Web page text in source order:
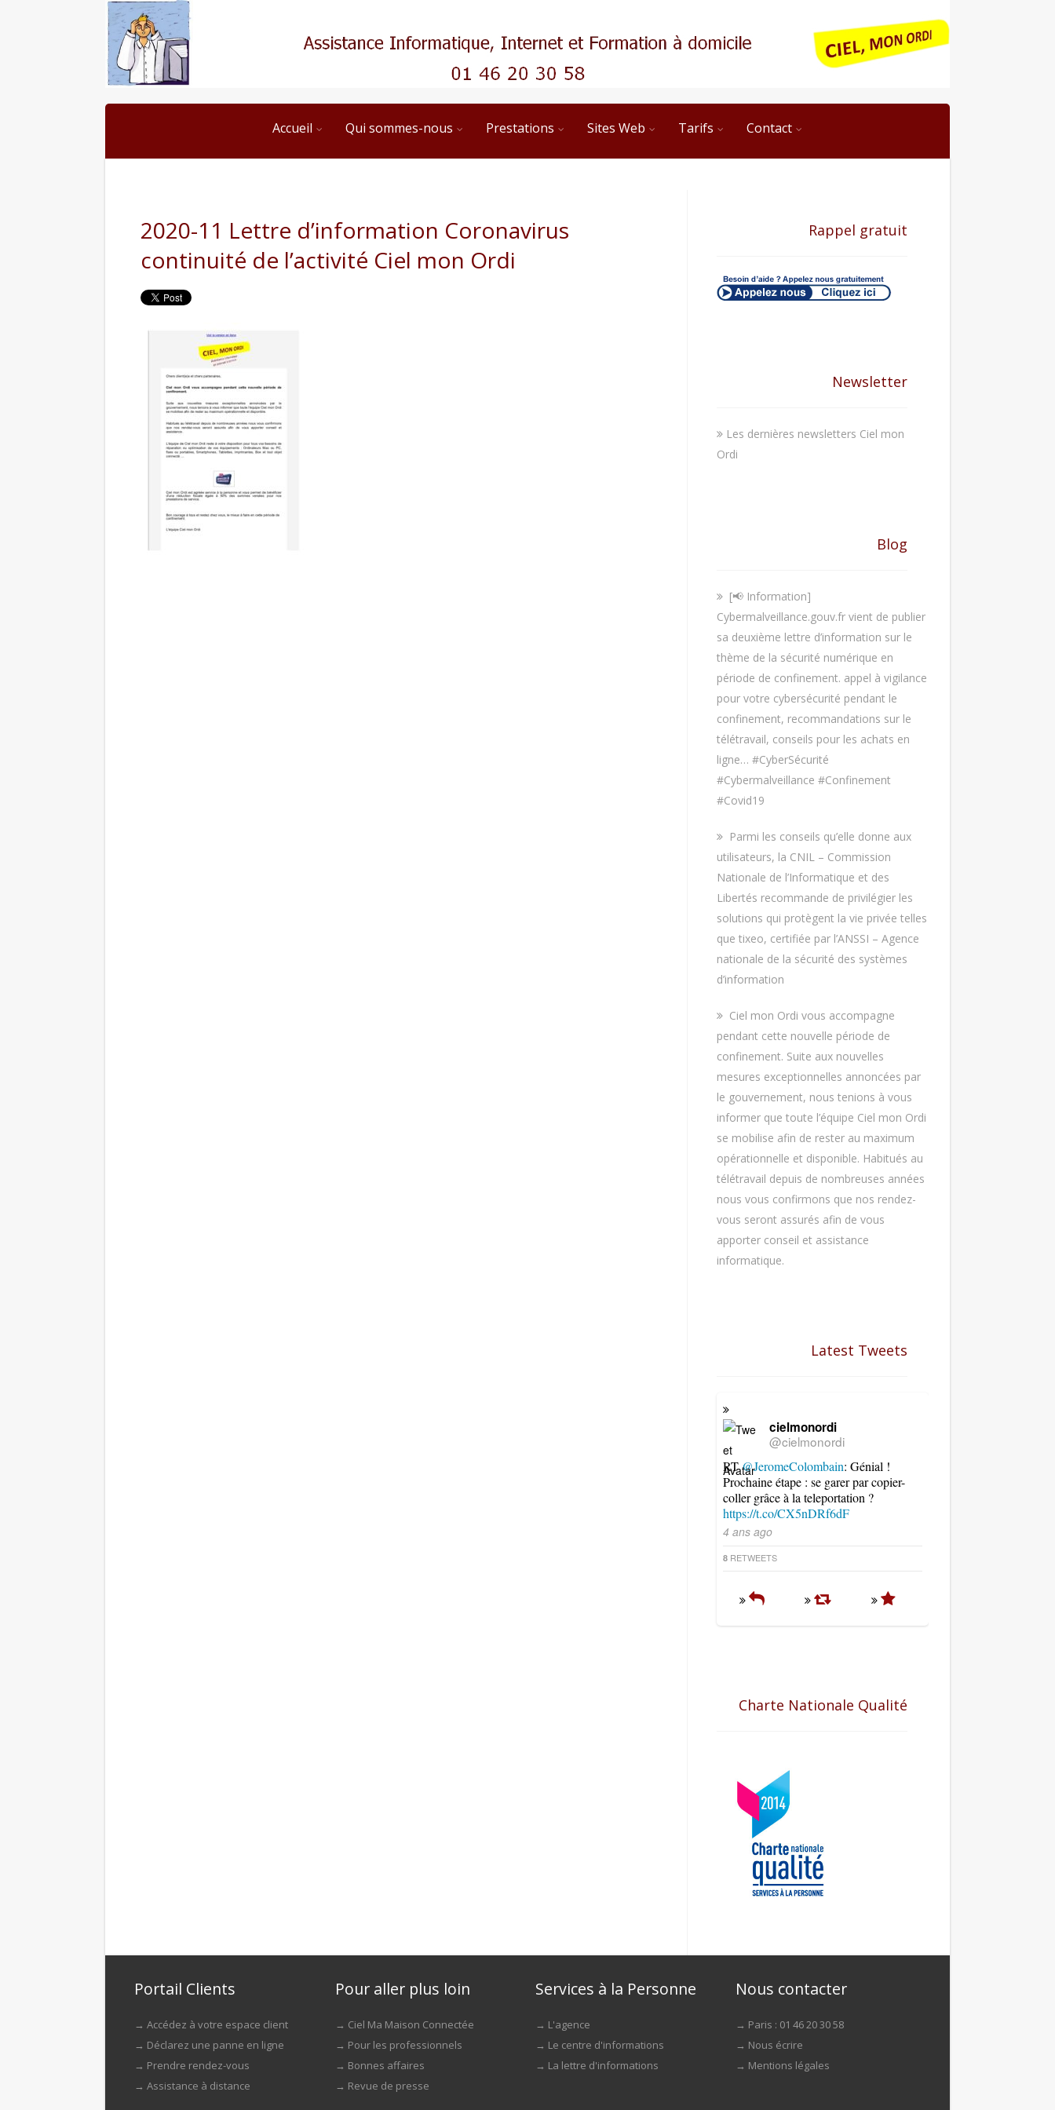
Accueil Qui sommes-nous Prestations Sites Web Tarifs Contact
2020-11 Lettre d’information Coronavirus
continuité de l’activité Ciel mon Ordi
Rappel gratuit
Newsletter
Les dernières newsletters Ciel mon
Ordi
Blog
[📢 Information]
Cybermalveillance.gouv.fr vient de publier
sa deuxième lettre d’information sur le
thème de la sécurité numérique en
période de confinement. appel à vigilance
pour votre cybersécurité pendant le
confinement, recommandations sur le
télétravail, conseils pour les achats en
ligne… #CyberSécurité
#Cybermalveillance #Confinement
#Covid19
Parmi les conseils qu’elle donne aux
utilisateurs, la CNIL – Commission
Nationale de l’Informatique et des
Libertés recommande de privilégier les
solutions qui protègent la vie privée telles
que tixeo, certifiée par l’ANSSI – Agence
nationale de la sécurité des systèmes
d’information
Ciel mon Ordi vous accompagne
pendant cette nouvelle période de
confinement. Suite aux nouvelles
mesures exceptionnelles annoncées par
le gouvernement, nous tenions à vous
informer que toute l’équipe Ciel mon Ordi
se mobilise afin de rester au maximum
opérationnelle et disponible. Habitués au
télétravail depuis de nombreuses années
nous vous confirmons que nos rendez-
vous seront assurés afin de vous
apporter conseil et assistance
informatique.
Latest Tweets
cielmonordi
@cielmonordi
RT@JeromeColombain: Génial !
Prochaine étape : se garer par copier-
coller grâce à la teleportation ?
https://t.co/CX5nDRf6dF
4 ans ago
8 RETWEETS
Charte Nationale Qualité
Portail Clients
→Accédez à votre espace client
→ Déclarez une panne en ligne
→ Prendre rendez-vous
→Assistance à distance
Pour aller plus loin
→ Ciel Ma Maison Connectée
→ Pour les professionnels
→ Bonnes affaires
→ Revue de presse
Services à la Personne
→ L'agence
→ Le centre d'informations
→ La lettre d'informations
Nous contacter
→ Paris : 01 46 20 30 58
→ Nous écrire
→ Mentions légales